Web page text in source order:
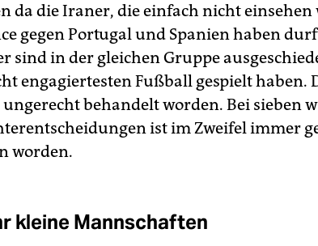
da die Iraner, die einfach nicht einsehen
gegen Portugal und Spanien haben
sind in der gleichen Gruppe
engagiertesten Fußball gespielt haben.
ungerecht behandelt worden. Bei sieben
ist im Zweifel immer
worden.
kleine Mannschaften